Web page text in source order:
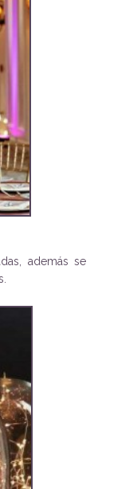
además se